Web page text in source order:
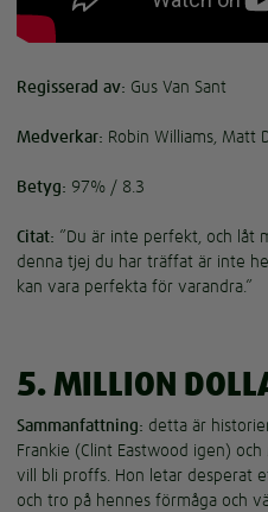
Regisserad av: Gus Van Sant
Medverkar: Robin Williams, Matt
Betyg: 97% / 8.3
Citat: ”Du är inte perfekt, och låt
denna tjej du har träffat är inte
kan vara perfekta för varandra.”
5. MILLION
Sammanfattning: detta är
Frankie (Clint Eastwood igen)
vill bli proffs. Hon letar desperat
och tro på hennes förmåga och